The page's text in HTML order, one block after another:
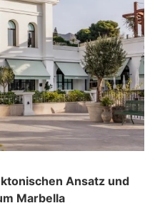
Ansatz und
Marbella